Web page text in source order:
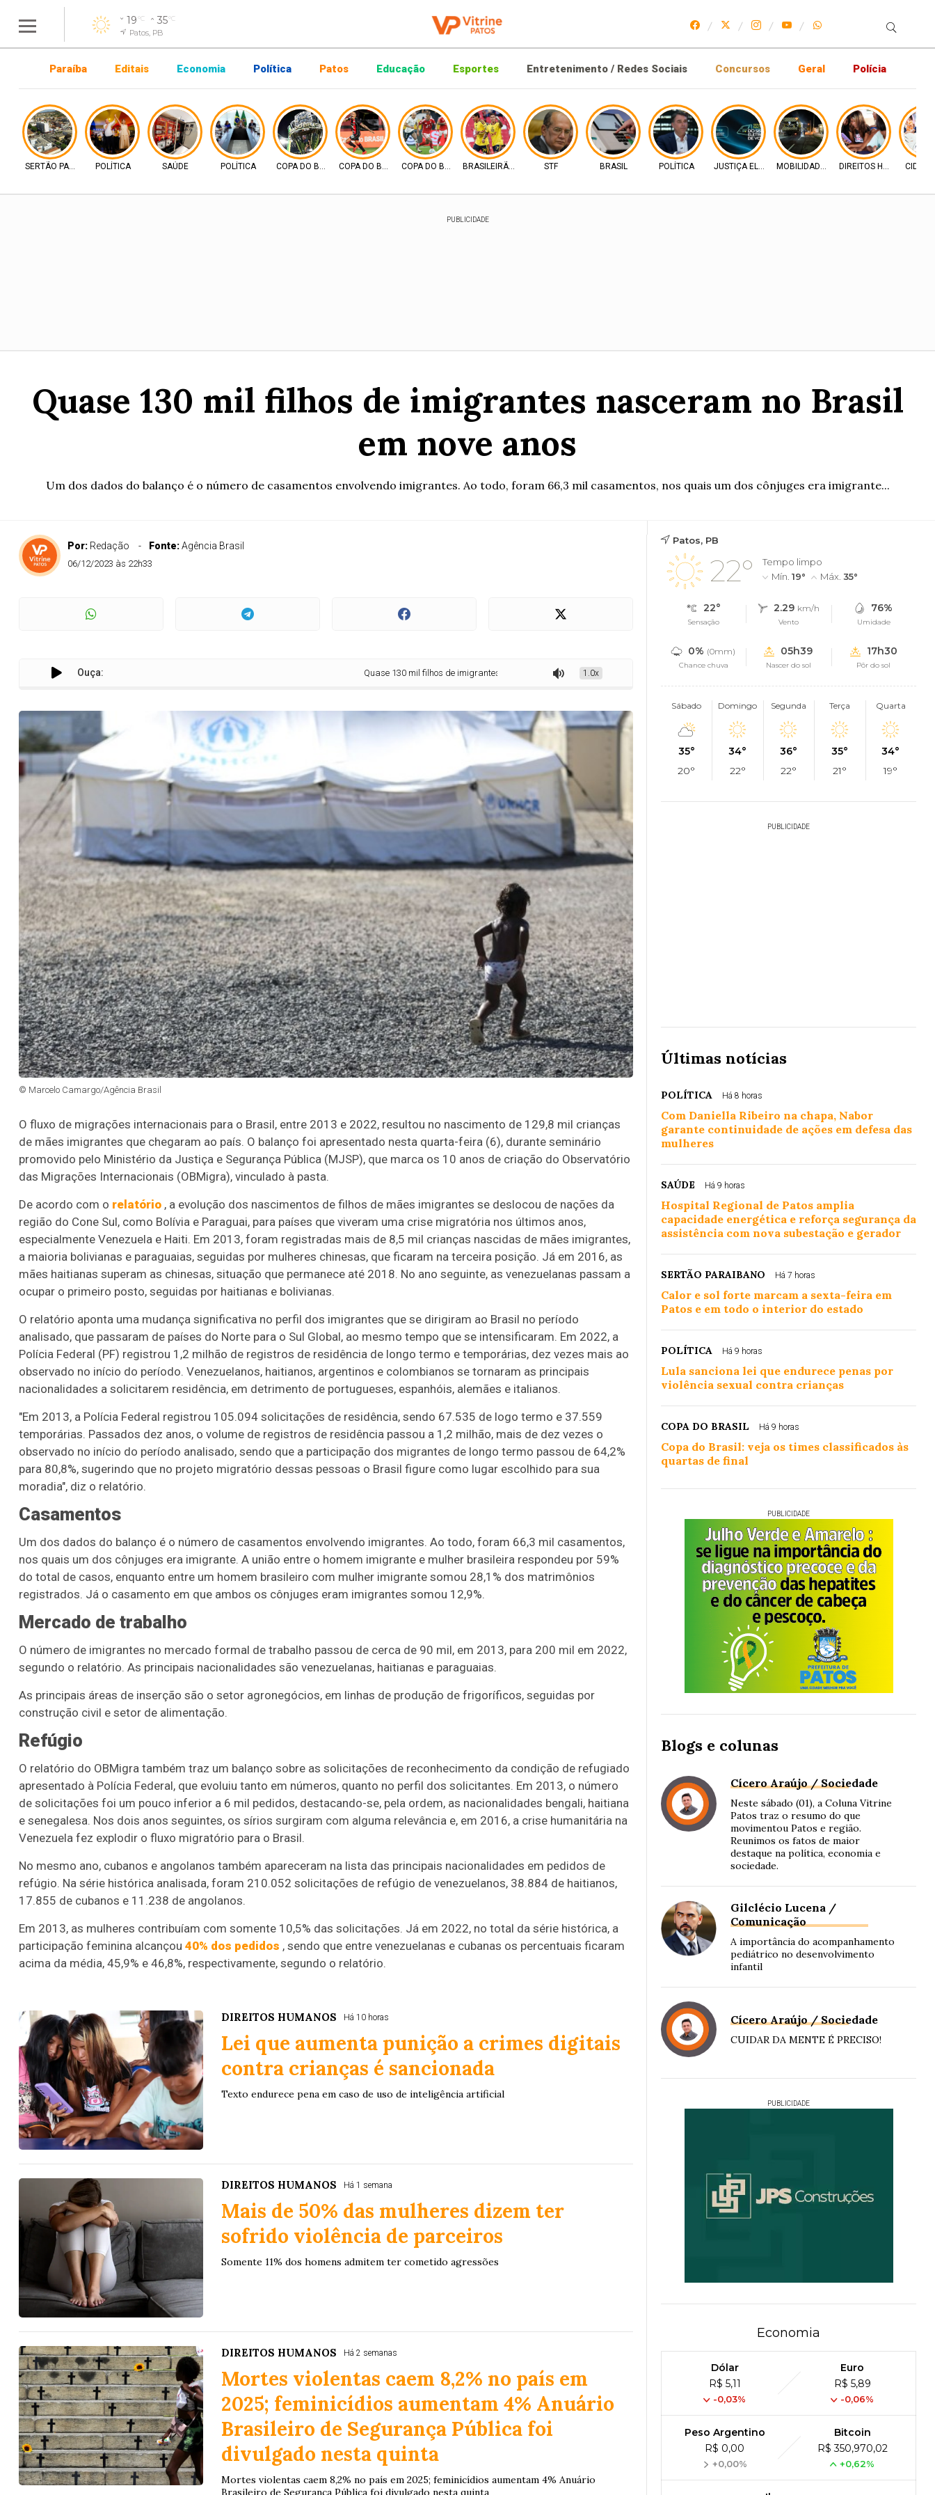
19°C 35°C
Patos, PB
Paraíba Editais Economia Política Patos Educação Esportes Entretenimento / Redes Sociais Concursos Geral Polícia
SERTÃO PARAIBANOPOLÍTICA SAÚDE POLÍTICA COPA DO BRASILCOPA DO BRASILCOPA DO BRASILBRASILEIRÃO 2026 STF BRASIL POLÍTICA JUSTIÇA ELEITORALMOBILIDADE URBANADIREITOS HUMANOS
PUBLICIDADE
Quase 130 mil filhos de imigrantes nasceram no Brasil
em nove anos
Um dos dados do balanço é o número de casamentos envolvendo imigrantes. Ao todo, foram 66,3 mil casamentos, nos quais um dos cônjuges era imigrante...
Por: Redação Fonte:Agência Brasil
06/12/2023 às 22h33
Ouça: Quase 130 mil filhos de imigrantes nasceram no Brasil em nove anos
1.0x
© Marcelo Camargo/Agência Brasil
O fluxo de migrações internacionais para o Brasil, entre 2013 e 2022, resultou no nascimento de 129,8 mil crianças
de mães imigrantes que chegaram ao país. O balanço foi apresentado nesta quarta-feira (6), durante seminário
promovido pelo Ministério da Justiça e Segurança Pública (MJSP), que marca os 10 anos de criação do Observatório
das Migrações Internacionais (OBMigra), vinculado à pasta.
De acordo com o relatório , a evolução dos nascimentos de filhos de mães imigrantes se deslocou de nações da
região do Cone Sul, como Bolívia e Paraguai, para países que viveram uma crise migratória nos últimos anos,
especialmente Venezuela e Haiti. Em 2013, foram registradas mais de 8,5 mil crianças nascidas de mães imigrantes,
a maioria bolivianas e paraguaias, seguidas por mulheres chinesas, que ficaram na terceira posição. Já em 2016, as
mães haitianas superam as chinesas, situação que permanece até 2018. No ano seguinte, as venezuelanas passam a
ocupar o primeiro posto, seguidas por haitianas e bolivianas.
O relatório aponta uma mudança significativa no perfil dos imigrantes que se dirigiram ao Brasil no período
analisado, que passaram de países do Norte para o Sul Global, ao mesmo tempo que se intensificaram. Em 2022, a
Polícia Federal (PF) registrou 1,2 milhão de registros de residência de longo termo e temporárias, dez vezes mais ao
observado no início do período. Venezuelanos, haitianos, argentinos e colombianos se tornaram as principais
nacionalidades a solicitarem residência, em detrimento de portugueses, espanhóis, alemães e italianos.
"Em 2013, a Polícia Federal registrou 105.094 solicitações de residência, sendo 67.535 de logo termo e 37.559
temporárias. Passados dez anos, o volume de registros de residência passou a 1,2 milhão, mais de dez vezes o
observado no início do período analisado, sendo que a participação dos migrantes de longo termo passou de 64,2%
para 80,8%, sugerindo que no projeto migratório dessas pessoas o Brasil figure como lugar escolhido para sua
moradia", diz o relatório.
Casamentos
Um dos dados do balanço é o número de casamentos envolvendo imigrantes. Ao todo, foram 66,3 mil casamentos,
nos quais um dos cônjuges era imigrante. A união entre o homem imigrante e mulher brasileira respondeu por 59%
do total de casos, enquanto entre um homem brasileiro com mulher imigrante somou 28,1% dos matrimônios
registrados. Já o casamento em que ambos os cônjuges eram imigrantes somou 12,9%.
Mercado de trabalho
O número de imigrantes no mercado formal de trabalho passou de cerca de 90 mil, em 2013, para 200 mil em 2022,
segundo o relatório. As principais nacionalidades são venezuelanas, haitianas e paraguaias.
As principais áreas de inserção são o setor agronegócios, em linhas de produção de frigoríficos, seguidas por
construção civil e setor de alimentação.
Refúgio
O relatório do OBMigra também traz um balanço sobre as solicitações de reconhecimento da condição de refugiado
apresentado à Polícia Federal, que evoluiu tanto em números, quanto no perfil dos solicitantes. Em 2013, o número
de solicitações foi um pouco inferior a 6 mil pedidos, destacando-se, pela ordem, as nacionalidades bengali, haitiana
e senegalesa. Nos dois anos seguintes, os sírios surgiram com alguma relevância e, em 2016, a crise humanitária na
Venezuela fez explodir o fluxo migratório para o Brasil.
No mesmo ano, cubanos e angolanos também apareceram na lista das principais nacionalidades em pedidos de
refúgio. Na série histórica analisada, foram 210.052 solicitações de refúgio de venezuelanos, 38.884 de haitianos,
17.855 de cubanos e 11.238 de angolanos.
Em 2013, as mulheres contribuíam com somente 10,5% das solicitações. Já em 2022, no total da série histórica, a
participação feminina alcançou 40% dos pedidos , sendo que entre venezuelanas e cubanas os percentuais ficaram
acima da média, 45,9% e 46,8%, respectivamente, segundo o relatório.
DIREITOS HUMANOS Há 10 horas
Lei que aumenta punição a crimes digitais
contra crianças é sancionada
Texto endurece pena em caso de uso de inteligência artificial
DIREITOS HUMANOS Há 1 semana
Mais de 50% das mulheres dizem ter
sofrido violência de parceiros
Somente 11% dos homens admitem ter cometido agressões
DIREITOS HUMANOS Há 2 semanas
Mortes violentas caem 8,2% no país em
2025; feminicídios aumentam 4% Anuário
Brasileiro de Segurança Pública foi
divulgado nesta quinta
Mortes violentas caem 8,2% no país em 2025; feminicídios aumentam 4% Anuário
Brasileiro de Segurança Pública foi divulgado nesta quinta
Patos, PB
22°
Tempo limpo
Mín. 19° Máx. 35°
22°
Sensação
2.29 km/h
Vento
76%
Umidade
0% (0mm)
Chance chuva
05h39
Nascer do sol
17h30
Pôr do sol
Sábado
35°
20°
Domingo
34°
22°
Segunda
36°
22°
Terça
35°
21°
Quarta
34°
19°
PUBLICIDADE
Últimas notícias
POLÍTICA Há 8 horas
Com Daniella Ribeiro na chapa, Nabor
garante continuidade de ações em defesa das
mulheres
SAÚDE Há 9 horas
Hospital Regional de Patos amplia
capacidade energética e reforça segurança da
assistência com nova subestação e gerador
SERTÃO PARAIBANO Há 7 horas
Calor e sol forte marcam a sexta-feira em
Patos e em todo o interior do estado
POLÍTICA Há 9 horas
Lula sanciona lei que endurece penas por
violência sexual contra crianças
COPA DO BRASIL Há 9 horas
Copa do Brasil: veja os times classificados às
quartas de final
PUBLICIDADE
Blogs e colunas
Cícero Araújo / Sociedade
Neste sábado (01), a Coluna Vitrine
Patos traz o resumo do que
movimentou Patos e região.
Reunimos os fatos de maior
destaque na política, economia e
sociedade.
Gilclécio Lucena /
Comunicação
A importância do acompanhamento
pediátrico no desenvolvimento
infantil
Cícero Araújo / Sociedade
CUIDAR DA MENTE É PRECISO!
PUBLICIDADE
Economia
Dólar
R$ 5,11
-0,03%
Euro
R$ 5,89
-0,06%
Peso Argentino
R$ 0,00
+0,00%
Bitcoin
R$ 350,970,02
+0,62%